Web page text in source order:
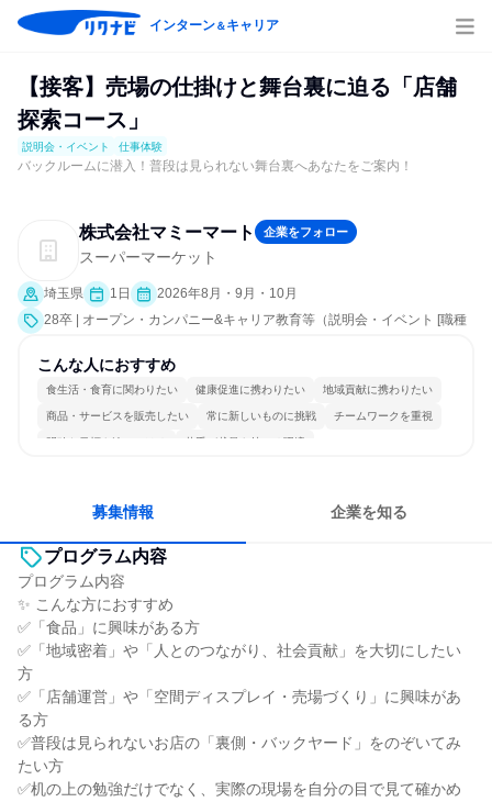
インターン＆キャリア
【接客】売場の仕掛けと舞台裏に迫る「店舗
探索コース」
説明会・イベント 仕事体験
バックルームに潜入！普段は見られない舞台裏へあなたをご案内！
株式会社マミーマート 企業をフォロー
スーパーマーケット
埼玉県 1日
2026年8月・9月・10月
28卒 | オープン・カンパニー&キャリア教育等（説明会・イベント [職種
こんな人におすすめ
食生活・食育に関わりたい 健康促進に携わりたい 地域貢献に携わりたい
商品・サービスを販売したい 常に新しいものに挑戦 チームワークを重視
明確な目標を追いかける 若手が裁量を持てる環境
募集情報 企業を知る
プログラム内容
プログラム内容
✨ こんな方におすすめ
✅「食品」に興味がある方
✅「地域密着」や「人とのつながり、社会貢献」を大切にしたい
方
✅「店舗運営」や「空間ディスプレイ・売場づくり」に興味があ
る方
✅普段は見られないお店の「裏側・バックヤード」をのぞいてみ
たい方
✅机の上の勉強だけでなく、実際の現場を自分の目で見て確かめ